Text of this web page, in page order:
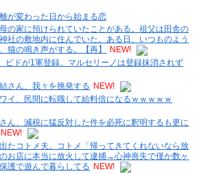
が変わった日から始まる恋
の家に預けられていたことがある。祖父は田舎の
社の敷地内に住んでいた。ある日、いつものよう
猫の鳴き声がする。【再】
NEW!
ビドが1軍登録、マルセリーノは登録抹消されず
さん、我々を挑発する NEW!
ワイ、民間に転職して給料倍になるｗｗｗｗｗ
さん、減税に猛反対した件を必死に釈明するも更に
NEW!
たコトメ夫。コトメ「帰ってきてくれないなら放
お店に本当に放火して逮捕→心神喪失で僅か数ヶ
護で遊んで暮らしてる NEW!